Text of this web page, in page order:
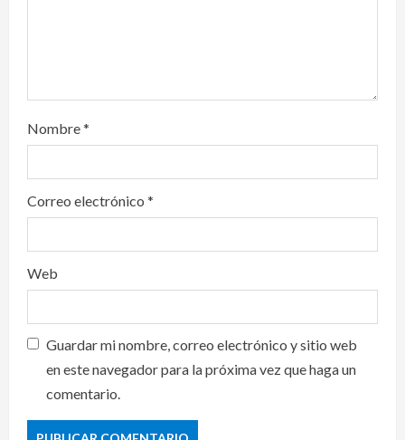
Nombre*
Correo electrónico *
Web
Guardar mi nombre, correo electrónico y sitio web
en este navegador para la próxima vez que haga un
comentario.